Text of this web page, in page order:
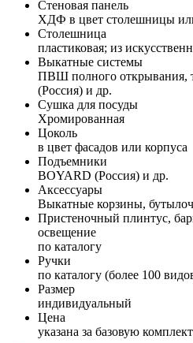
Стеновая панель
ХДФ в цвет столешницы
Столешница
пластиковая; из
Выкатные системы
ПВШ полного открывания,
(Россия) и др.
Сушка для посуды
Хромированная
Цоколь
в цвет фасадов или корпуса
Подъемники
BOYARD (Россия) и др.
Аксессуары
Выкатные корзины,
Пристеночный плинтус,
освещение
по каталогу
Ручки
по каталогу (более 100
Размер
индивидуальный
Цена
указана за базовую